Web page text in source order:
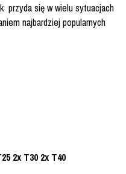
przyda się w wielu sytuacjach
najbardziej popularnych
2x T30 2x T40